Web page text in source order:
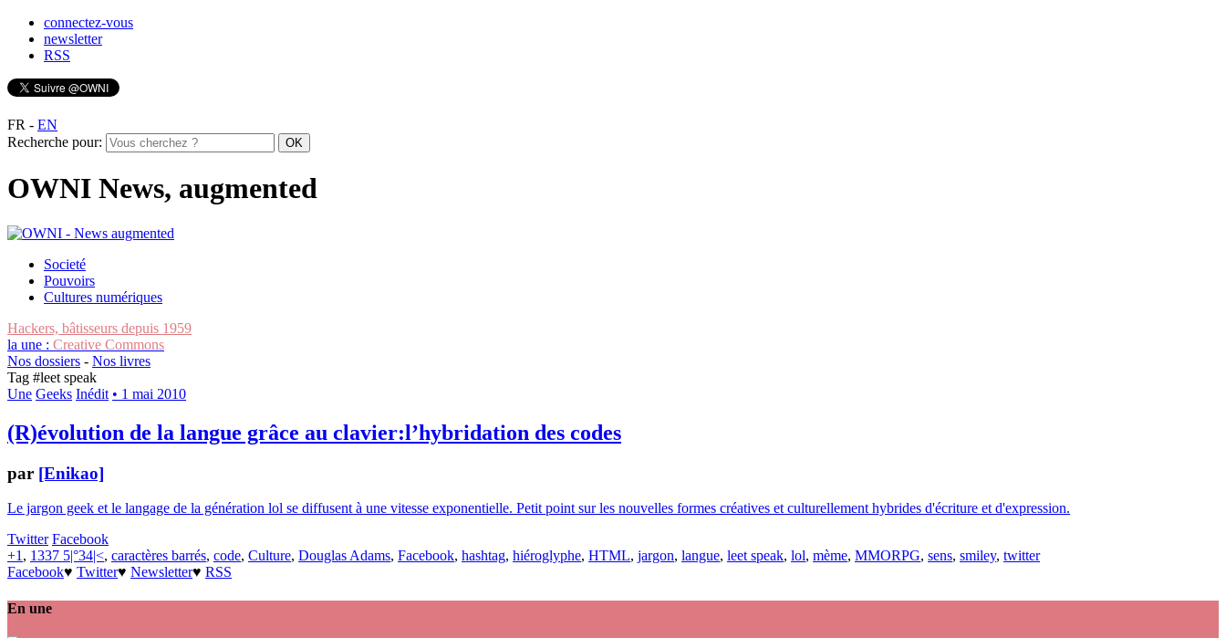
connectez-vous
newsletter
RSS
FR - EN
Recherche pour:
OWNI News, augmented
Societé
Pouvoirs
Cultures numériques
Hackers, bâtisseurs depuis 1959
la une : Creative Commons
Nos dossiers - Nos livres
Tag #leet speak
Une Geeks Inédit • 1 mai 2010
(R)évolution de la langue grâce au clavier:l’hybridation des codes
par [Enikao]
Le jargon geek et le langage de la génération lol se diffusent à une vitesse exponentielle. Petit point sur les nouvelles formes créatives et culturellement hybrides d'écriture et d'expression.
Twitter Facebook
+1, 1337 5|°34|<, caractères barrés, code, Culture, Douglas Adams, Facebook, hashtag, hiéroglyphe, HTML, jargon, langue, leet speak, lol, mème, MMORPG, sens, smiley, twitter
Facebook♥ Twitter♥ Newsletter♥ RSS
En une